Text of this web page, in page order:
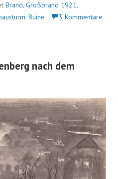
Brand, Großbrand 1921,
, Ruine
3 Kommentare
nach dem